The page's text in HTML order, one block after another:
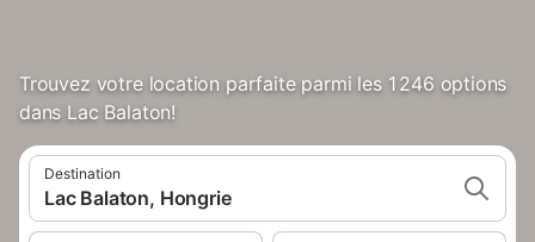
Trouvez votre location parfaite parmi les 1 246 options
dans Lac Balaton!
Destination
Lac Balaton, Hongrie